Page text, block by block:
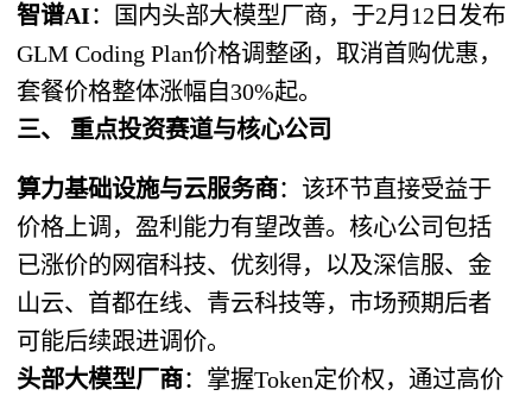
智谱AI：国内头部大模型厂商，于2月12日发布
GLM Coding Plan价格调整函，取消首购优惠，
套餐价格整体涨幅自30%起。
三、 重点投资赛道与核心公司
算力基础设施与云服务商：该环节直接受益于
价格上调，盈利能力有望改善。核心公司包括
已涨价的网宿科技、优刻得，以及深信服、金
山云、首都在线、青云科技等，市场预期后者
可能后续跟进调价。
头部大模型厂商：掌握Token定价权，通过高价